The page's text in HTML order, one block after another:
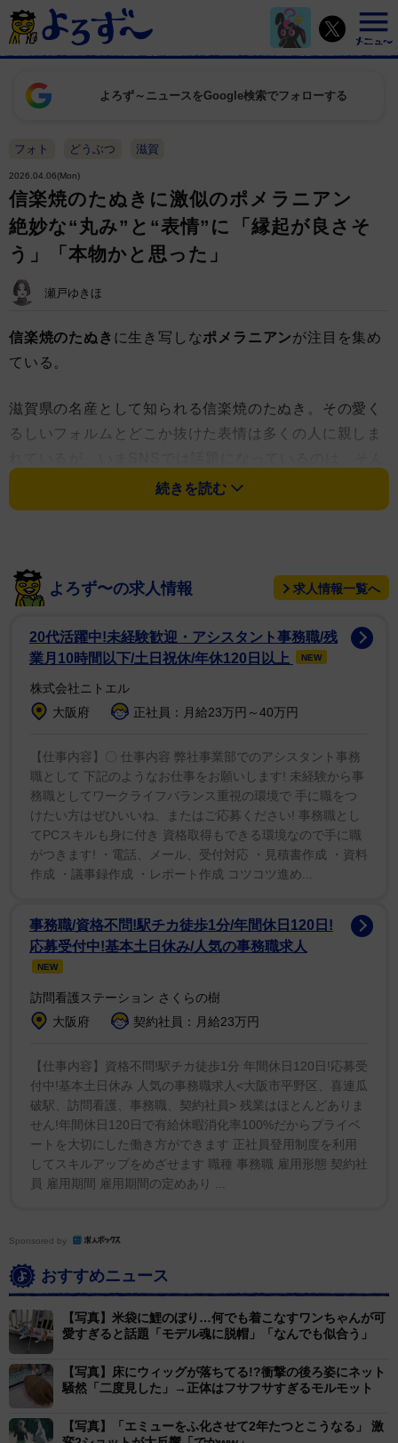
よろず～ニュースをGoogle検索でフォローする
フォト どうぶつ 滋賀
2026.04.06(Mon)
信楽焼のたぬきに激似のポメラニアン
絶妙な“丸み”と“表情”に「縁起が良さそ
う」「本物かと思った」
瀬戸ゆきほ
信楽焼のたぬき に生き写しなポメラニアンが注目を集め
ている。
滋賀県の名産として知られる信楽焼のたぬき。その愛く
るしいフォルムとどこか抜けた表情は多くの人に親しま
なたぬきの置物そっくりのポメラニアンの
ゃん」。
色合いも信楽焼のたぬきソックリ
信楽焼のたぬき
来てくれてありがとな…https://t.co/sQIv2XrtRB
pic.twitter.com/1DVdaoAGId
— 信楽焼たぬきのくつした｜漫画も連載中
(@kutsu_shigatanu)March 5, 2026
お腹の白い模様、丸いシルエット、そして何とも言えな
い独特の表情、極めつけは、信楽焼のたぬきに欠かせな
い笠までかぶり、まさに「犬界の信楽焼」そのもの。あ
した。くつしたちゃんの飼い主（@kutsu_shigatanu）
さんに、くつしたちゃんの「たぬき度」について話を聞
いた。
続きを読む
よろず〜の求人情報 求人情報一覧へ
20代活躍中!未経験歓迎・アシスタント事務職/残
業月10時間以下/土日祝休/年休120日以上
NEW
株式会社ニトエル
大阪府
正社員：月給23万円～40万円
【仕事内容】〇 仕事内容 弊社事業部でのアシスタント事務
職として 下記のようなお仕事をお願いします! 未経験から事
務職としてワークライフバランス重視の環境で 手に職をつ
けたい方はぜひいいね、またはご応募ください! 事務職とし
てPCスキルも身に付き 資格取得もできる環境なので手に職
がつきます! ・電話、メール、受付対応 ・見積書作成 ・資料
作成 ・議事録作成 ・レポート作成 コツコツ進め...
事務職/資格不問!駅チカ徒歩1分/年間休日120日!
応募受付中!基本土日休み/人気の事務職求人
NEW
訪問看護ステーション さくらの樹
大阪府
契約社員：月給23万円
【仕事内容】資格不問!駅チカ徒歩1分 年間休日120日!応募受
付中!基本土日休み 人気の事務職求人<大阪市平野区、喜連瓜
破駅、訪問看護、事務職、契約社員> 残業はほとんどありま
せん!年間休日120日で有給休暇消化率100%だからプライベ
ートを大切にした働き方ができます 正社員登用制度を利用
してスキルアップをめざせます 職種 事務職 雇用形態 契約社
員 雇用期間 雇用期間の定めあり ...
Sponsored by
おすすめニュース
【写真】米袋に鯉のぼり…何でも着こなすワンちゃんが可
愛すぎると話題「モデル魂に脱帽」「なんでも似合う」
【写真】床にウィッグが落ちてる!?衝撃の後ろ姿にネット
騒然「二度見した」→正体はフサフサすぎるモルモット
【写真】「エミューをふ化させて2年たつとこうなる」 激